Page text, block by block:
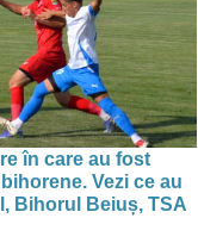
în care au fost
Vezi ce au
Bihorul Beiuș, TSA